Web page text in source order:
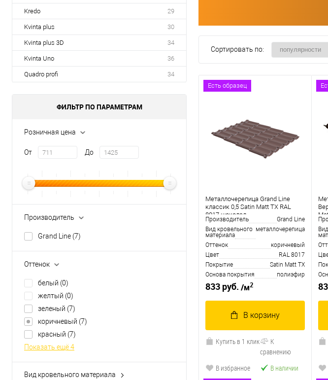
Kredo 29
Kvinta plus 30
Kvinta plus 3D 34
Kvinta Uno 36
Quadro profi 34
ФИЛЬТР ПО ПАРАМЕТРАМ
Розничная цена
От До
Производитель
Grand Line (7)
Оттенок
белый (0)
желтый (0)
зеленый (7)
коричневый (7)
красный (7)
Показать ещё 4
Вид кровельного материала
Сортировать по:
Есть образец
Металлочерепица Grand Line
классик 0,5 Satin Matt TX RAL
8017 шоколад
Производитель
Grand Line
Вид кровельного
материала
металлочерепица
Оттенок
коричневый
Цвет
RAL 8017
Покрытие
Satin Matt TX
Основа покрытия
полиэфир
833 руб. /м2
В корзину
Купить в 1 клик
К
сравнению
В избранное
В наличии